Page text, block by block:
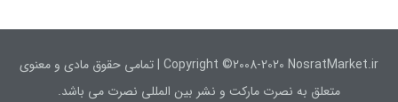
Copyright ©2008-2020 NosratMarket.ir | تمامی حقوق مادی و معنوی
متعلق به نصرت مارکت و نشر بین المللی نصرت می باشد.